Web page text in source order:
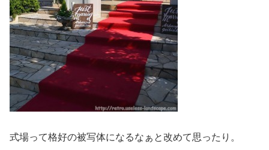
式場って格好の被写体になるなぁと改めて思ったり。